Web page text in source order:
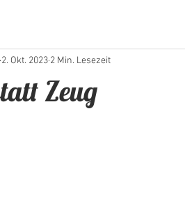
Zeug
2. Okt. 2023 2 Min. Lesezeit